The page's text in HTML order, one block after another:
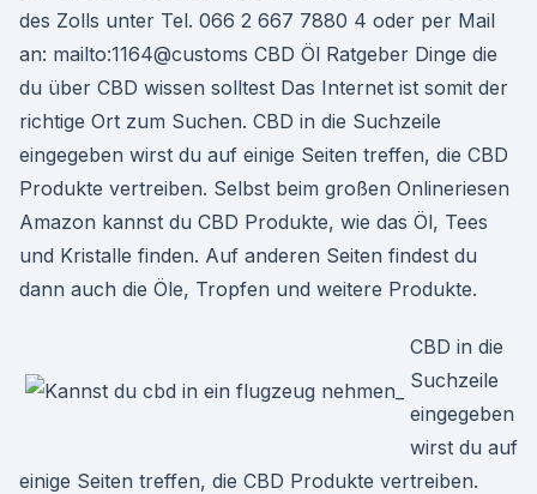
des Zolls unter Tel. 066 2 667 7880 4 oder per Mail
an: mailto:1164@customs CBD Öl Ratgeber Dinge die
du über CBD wissen solltest Das Internet ist somit der
richtige Ort zum Suchen. CBD in die Suchzeile
eingegeben wirst du auf einige Seiten treffen, die CBD
Produkte vertreiben. Selbst beim großen Onlineriesen
Amazon kannst du CBD Produkte, wie das Öl, Tees
und Kristalle finden. Auf anderen Seiten findest du
dann auch die Öle, Tropfen und weitere Produkte.
CBD in die
Suchzeile
eingegeben
wirst du auf
einige Seiten treffen, die CBD Produkte vertreiben.